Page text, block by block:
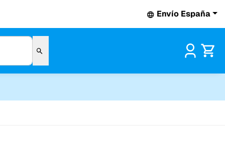
Envío España